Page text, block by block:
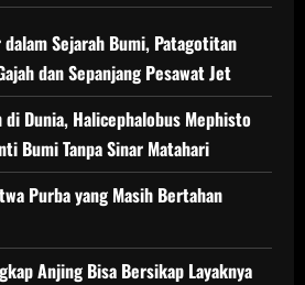
dalam Sejarah Bumi, Patagotitan
dan Sepanjang Pesawat Jet
di Dunia, Halicephalobus Mephisto
Bumi Tanpa Sinar Matahari
Purba yang Masih Bertahan
Anjing Bisa Bersikap Layaknya